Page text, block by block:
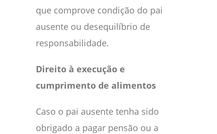
que comprove condição do pai
ausente ou desequilíbrio de
responsabilidade.
Direito à execução e
cumprimento de alimentos
Caso o pai ausente tenha sido
obrigado a pagar pensão ou a